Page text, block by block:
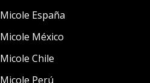
Micole España
Micole México
Micole Chile
Micole Perú